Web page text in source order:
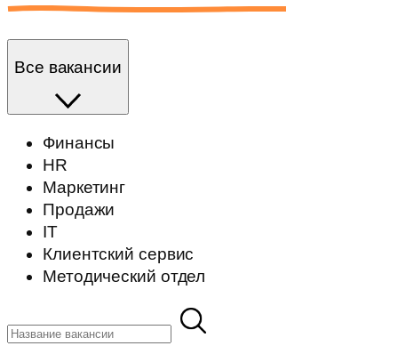
Все вакансии
Финансы
HR
Маркетинг
Продажи
IT
Клиентский cервис
Методический отдел